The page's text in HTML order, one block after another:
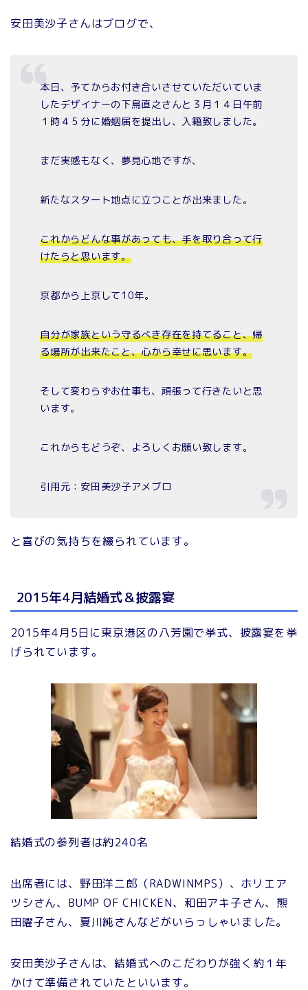
安田美沙子さんはブログで、
本日、予てからお付き合いさせていただいていま
したデザイナーの下鳥直之さんと３月１４日午前
１時４５分に婚姻届を提出し、入籍致しました。
まだ実感もなく、夢見心地ですが、
新たなスタート地点に立つことが出来ました。
これからどんな事があっても、手を取り合って行
けたらと思います。
京都から上京して10年。
自分が家族という守るべき存在を持てること、帰
る場所が出来たこと、心から幸せに思います。
そして変わらずお仕事も、頑張って行きたいと思
います。
これからもどうぞ、よろしくお願い致します。
引用元：安田美沙子アメブロ
と喜びの気持ちを綴られています。
2015年4月結婚式＆披露宴
2015年4月5日に東京港区の八芳園で挙式、披露宴を挙
げられています。
結婚式の参列者は約240名
出席者には、野田洋二郎（RADWINMPS）、ホリエア
ツシさん、BUMP OF CHICKEN、和田アキ子さん、熊
田曜子さん、夏川純さんなどがいらっしゃいました。
安田美沙子さんは、結婚式へのこだわりが強く約１年
かけて準備されていたといいます。